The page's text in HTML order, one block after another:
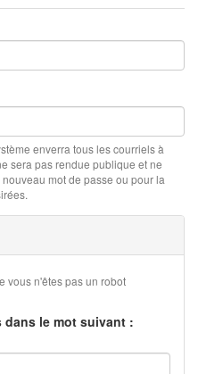
enverra tous les courriels à
sera pas rendue publique et ne
mot de passe ou pour la
vous n'êtes pas un robot
dans le mot suivant :